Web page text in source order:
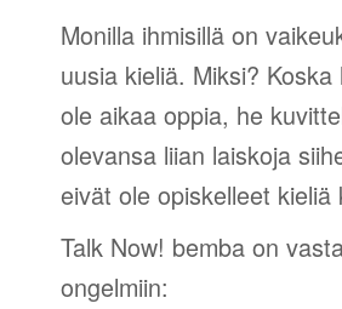
Monilla ihmisillä on
uusia kieliä. Miksi? Koska
ole aikaa oppia, he
olevansa liian laiskoja
eivät ole opiskelleet kieliä
Talk Now! bemba on
ongelmiin: